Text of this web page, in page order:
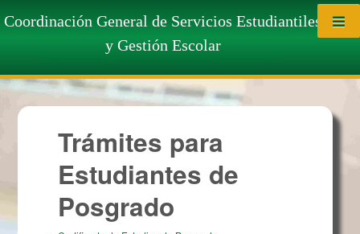
Coordinación General de Servicios Estudiantiles
y Gestión Escolar
Trámites para Estudiantes de
Posgrado
Trámites para
Estudiantes de
Posgrado